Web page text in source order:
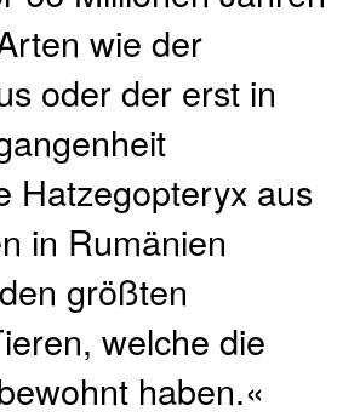
wie der
oder der erst in
Hatzegopteryx aus
in Rumänien
größten
welche die
haben.«